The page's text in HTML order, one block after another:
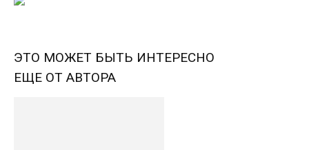
ЭТО МОЖЕТ БЫТЬ ИНТЕРЕСНО
ЕЩЕ ОТ АВТОРА